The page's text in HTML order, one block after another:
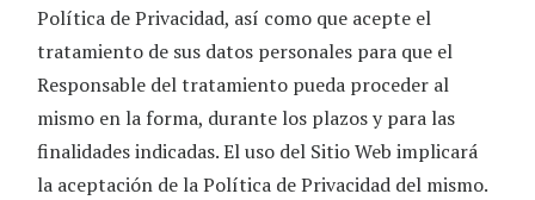
Política de Privacidad, así como que acepte el
tratamiento de sus datos personales para que el
Responsable del tratamiento pueda proceder al
mismo en la forma, durante los plazos y para las
finalidades indicadas. El uso del Sitio Web implicará
la aceptación de la Política de Privacidad del mismo.